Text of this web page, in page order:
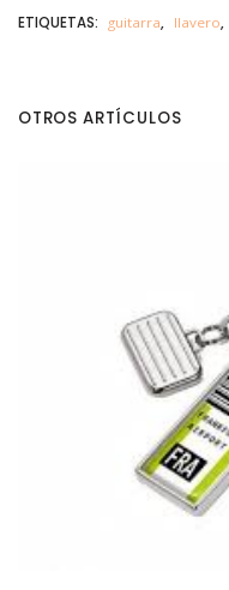
I
c
ETIQUETAS: guitarra, llavero,
OTROS ARTÍCULOS